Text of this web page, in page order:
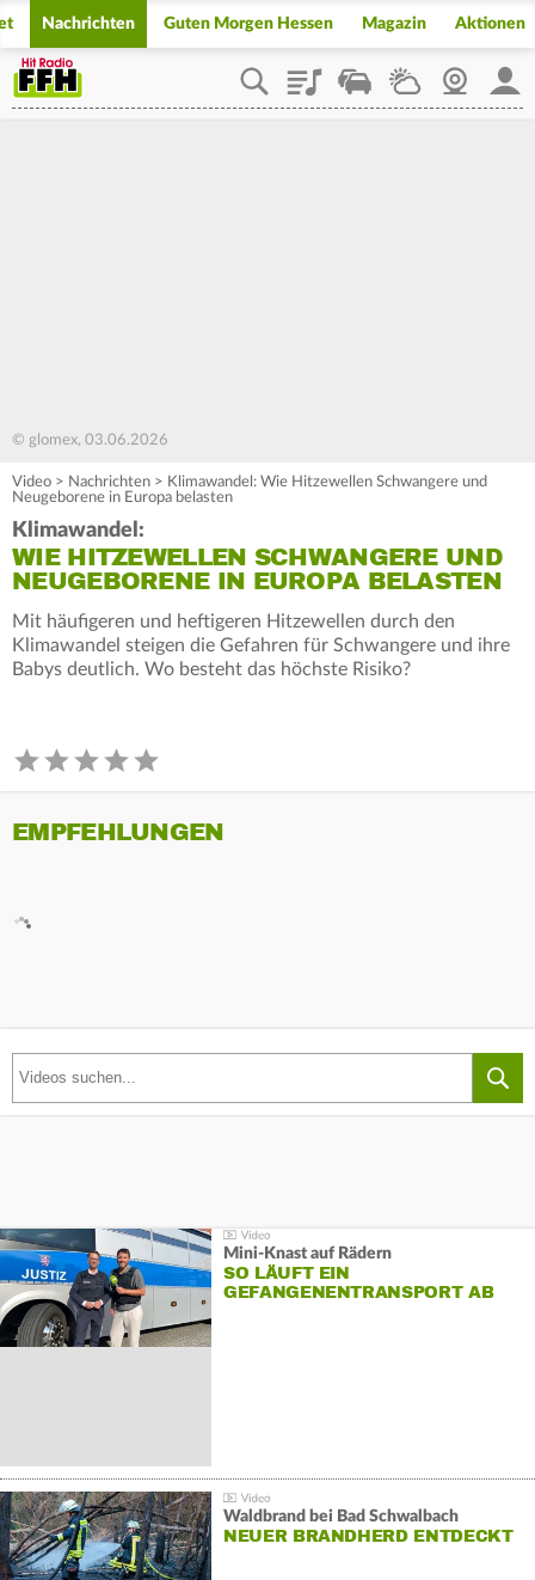
Nachrichten Guten Morgen Hessen Magazin Aktionen
PlaylistStaupilotWetterWebcam
© glomex, 03.06.2026
Video > Nachrichten > Klimawandel: Wie Hitzewellen Schwangere und
Neugeborene in Europa belasten
Klimawandel:
WIE HITZEWELLEN SCHWANGERE UND
NEUGEBORENE IN EUROPA BELASTEN
Mit häufigeren und heftigeren Hitzewellen durch den
Klimawandel steigen die Gefahren für Schwangere und ihre
Babys deutlich. Wo besteht das höchste Risiko?
EMPFEHLUNGEN
Mini-Knast auf Rädern
SO LÄUFT EIN
GEFANGENENTRANSPORT AB
Waldbrand bei Bad Schwalbach
NEUER BRANDHERD ENTDECKT